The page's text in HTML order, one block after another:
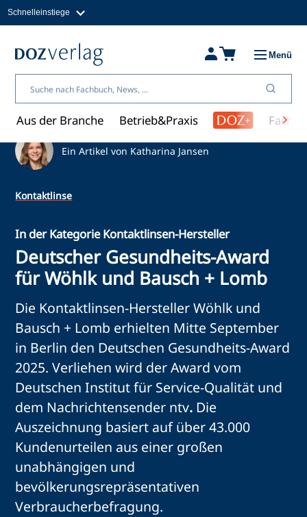
Inhalt
Schnelleinstiege
Fachbücher & Shop
Über uns
Menü
Aus der Branche Betrieb&Praxis
Ein Artikel von Katharina Jansen
Kontaktlinse
In der Kategorie Kontaktlinsen-Hersteller
Deutscher Gesundheits-Award
für Wöhlk und Bausch + Lomb
Die Kontaktlinsen-Hersteller Wöhlk und
Bausch + Lomb erhielten Mitte September
in Berlin den Deutschen Gesundheits-Award
2025. Verliehen wird der Award vom
Deutschen Institut für Service-Qualität und
dem Nachrichtensender ntv. Die
Auszeichnung basiert auf über 43.000
Kundenurteilen aus einer großen
unabhängigen und
bevölkerungsrepräsentativen
Verbraucherbefragung.